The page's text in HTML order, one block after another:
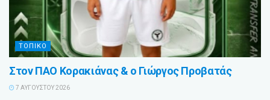
ΤΟΠΙΚΟ
Στον ΠΑΟ Κορακιάνας & ο Γιώργος Προβατάς
7 ΑΥΓΟΎΣΤΟΥ 2026